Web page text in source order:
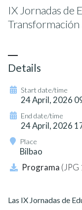
IX Jornadas de
Transformación
Las IX Jornadas de
Details
Start date/time
24 April, 2026
End date/time
24 April, 2026
Place
Bilbao
Programa (JPG